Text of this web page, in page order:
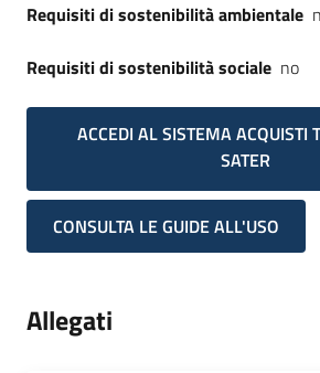
Requisiti di sostenibilità ambientale
Requisiti di sostenibilità sociale no
ACCEDI AL SISTEMA ACQUISTI
SATER
CONSULTA LE GUIDE ALL'USO
Allegati